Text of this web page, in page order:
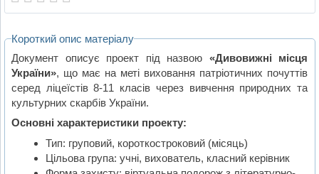
Короткий опис матеріалу
Документ описує проект під назвою«Дивовижні місця
України», що має на меті виховання патріотичних почуттів
серед ліцеїстів 8-11 класів через вивчення природних та
культурних скарбів України.
Основні характеристики проекту:
Тип: груповий, короткостроковий (місяць)
Цільова група: учні, вихователь, класний керівник